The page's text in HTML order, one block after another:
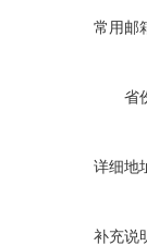
常用邮
省
详细地
补充说